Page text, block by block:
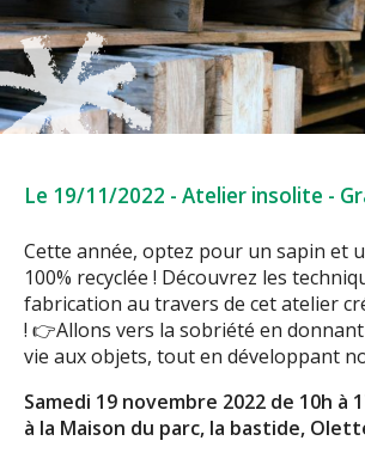
Le 19/11/2022 - Atelier insolite -
Cette année, optez pour un sapin et
100% recyclée ! Découvrez les
fabrication au travers de cet atelier
! 👉Allons vers la sobriété en
vie aux objets, tout en développant
Samedi 19 novembre 2022 de 10h à
à la Maison du parc, la bastide,